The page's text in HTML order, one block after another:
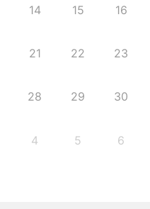
14 15 16
21 22 23
28 29 30
4 5 6